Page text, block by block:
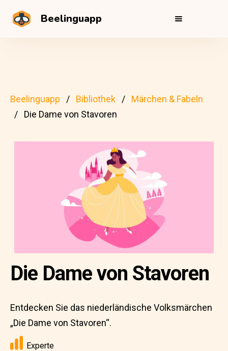
Beelinguapp
Beelinguapp Bibliothek
Märchen & Fabeln
Die Dame von Stavoren
Die Dame von Stavoren
Entdecken Sie das niederländische Volksmärchen
„Die Dame von Stavoren“.
Experte